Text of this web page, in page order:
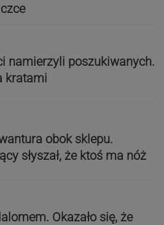
namierzyli poszukiwanych.
kratami
obok sklepu.
słyszał, że ktoś ma nóż
Okazało się, że